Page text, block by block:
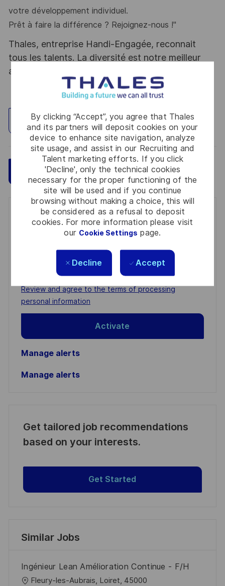
By clicking “Accept”, you agree that Thales
and its partners will deposit cookies on your
device to enhance site navigation, analyze
site usage, and assist in our Recruiting and
Talent marketing efforts. If you click
'Decline', only the technical cookies
necessary for the proper functioning of the
site will be used and if you continue
browsing without making a choice, this will
be considered as a refusal to deposit
cookies. For more information please visit
our Cookie Settings page.
Decline Accept
votre développement individuel.
Prêt à faire la différence ? Rejoignez-nous !"
Thales, entreprise Handi-Engagée, reconnait
tous les talents. La diversité est notre meilleur
atout. Postulez et rejoignez nous !
Explore Location
Apply Now Save
Get notified for similar jobs
You'll receive updates once a week
address
(Required)
Required
Review and agree to the terms of processing
personal information
Activate
Manage alerts
Manage alerts
Get tailored job recommendations
based on your interests.
Get Started
Similar Jobs
Ingénieur Lean Amélioration Continue - F/H
L
Fleury-les-Aubrais, Loiret, 45000